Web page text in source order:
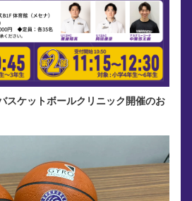
スケットボールクリニック開催のお